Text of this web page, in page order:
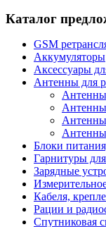
Каталог
GSM
Аккумуляторы
Аксессуары
Антенны для
Антенны
Антенны
Блоки
Гарнитуры
Зарядные
Кабеля,
Рации и
Спутниковая